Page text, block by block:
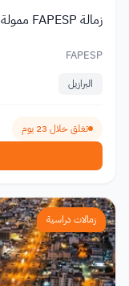
زمالة FAPESP ممولة في البرازيل 2026 لدراسة الأمراض الفطرية
FAPESP
البرازيل
تغلق خلال 23 يوم
زمالات دراسية